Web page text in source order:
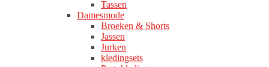
Tassen
Damesmode
Broeken & Shorts
Jassen
Jurken
kledingsets